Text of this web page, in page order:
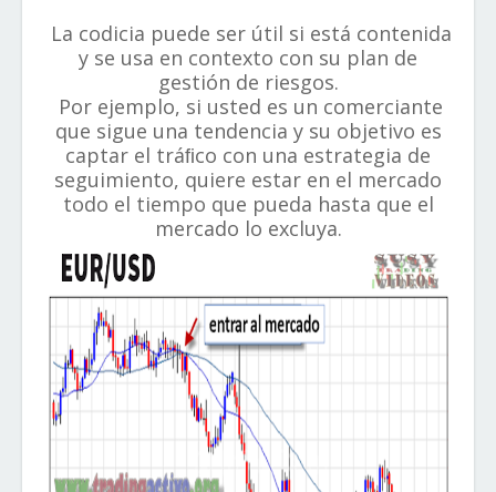
La codicia puede ser útil si está contenida
y se usa en contexto con su plan de
gestión de riesgos.
Por ejemplo, si usted es un comerciante
que sigue una tendencia y su objetivo es
captar el tráﬁco con una estrategia de
seguimiento, quiere estar en el mercado
todo el tiempo que pueda hasta que el
mercado lo excluya.